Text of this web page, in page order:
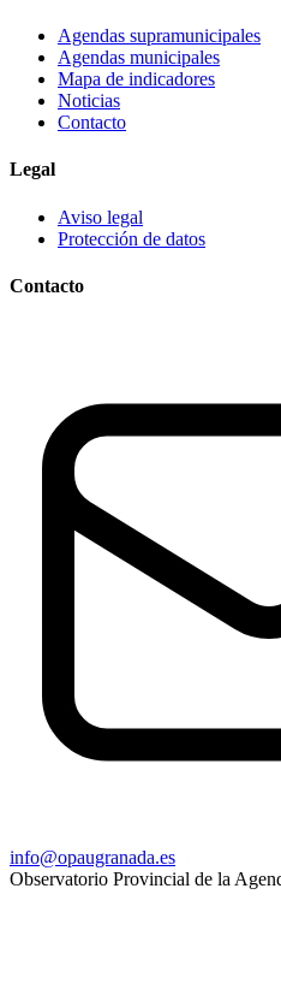
Agendas supramunicipales
Agendas municipales
Mapa de indicadores
Noticias
Contacto
Legal
Aviso legal
Protección de datos
Contacto
info@opaugranada.es
Observatorio Provincial de la